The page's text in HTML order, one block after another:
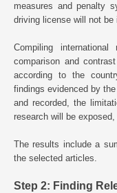
measures and penalty
driving license will not be
Compiling
comparison and
according to the
findings evidenced by
and recorded, the
research will be
The results include a
the selected articles.
Step 2: Finding